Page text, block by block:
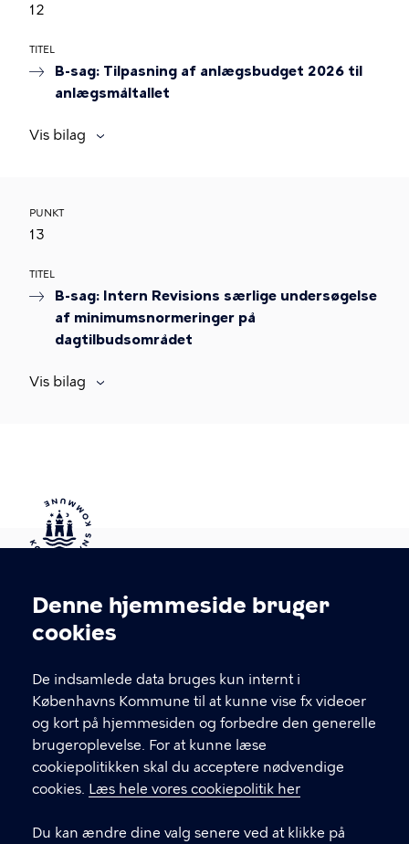
Cookieindstillinger
Denne hjemmeside bruger
cookies
De indsamlede data bruges kun internt i
Københavns Kommune til at kunne vise fx videoer
og kort på hjemmesiden og forbedre den generelle
brugeroplevelse. For at kunne læse
cookiepolitikken skal du acceptere nødvendige
cookies. Læs hele vores cookiepolitik her
Du kan ændre dine valg senere ved at klikke på
12
TITEL
B-sag: Tilpasning af anlægsbudget 2026 til
anlægsmåltallet
Vis bilag
PUNKT
13
TITEL
B-sag: Intern Revisions særlige undersøgelse
af minimumsnormeringer på
dagtilbudsområdet
Vis bilag
Kontakt Københavns Kommune
T
fFind andre kontakter her
CVR-nummer64942212
GENVEJE
Digital Post